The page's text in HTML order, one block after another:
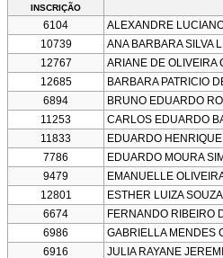
INSCRIÇÃO
6104
ALEXANDRE
10739
ANA BARBARA SILVA
12767
ARIANE DE OLIVEIRA
12685
BARBARA PATRICIO
6894
BRUNO EDUARDO
11253
CARLOS EDUARDO
11833
EDUARDO
7786
EDUARDO MOURA
9479
EMANUELLE
12801
ESTHER LUIZA
6674
FERNANDO RIBEIRO
6986
GABRIELLA MENDES
6916
JULIA RAYANE